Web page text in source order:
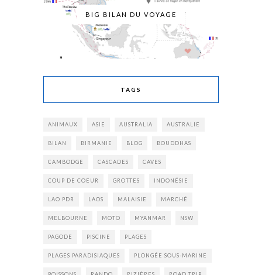
BIG BILAN DU VOYAGE
TAGS
ANIMAUX ASIE AUSTRALIA AUSTRALIE
BILAN BIRMANIE BLOG BOUDDHAS
CAMBODGE CASCADES CAVES
COUP DE COEUR GROTTES INDONÉSIE
LAO PDR LAOS MALAISIE MARCHÉ
MELBOURNE MOTO MYANMAR NSW
PAGODE PISCINE PLAGES
PLAGES PARADISIAQUES PLONGÉE SOUS-MARINE